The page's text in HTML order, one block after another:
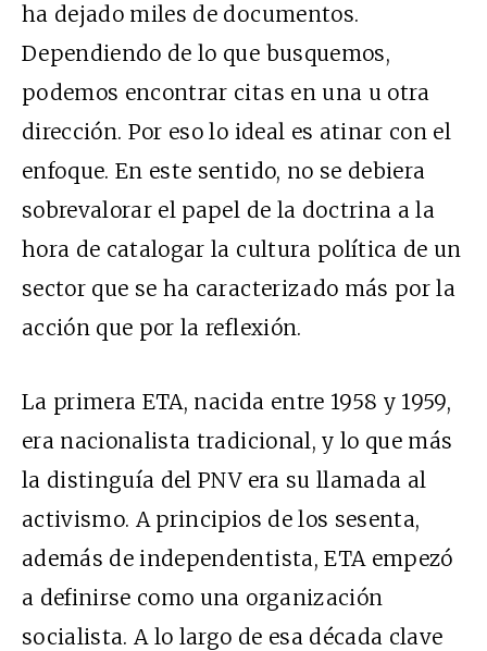
ha dejado miles de documentos.
Dependiendo de lo que busquemos,
podemos encontrar citas en una u otra
dirección. Por eso lo ideal es atinar con el
enfoque. En este sentido, no se debiera
sobrevalorar el papel de la doctrina a la
hora de catalogar la cultura política de un
sector que se ha caracterizado más por la
acción que por la reflexión.
La primera ETA, nacida entre 1958 y 1959,
era nacionalista tradicional, y lo que más
la distinguía del PNV era su llamada al
activismo. A principios de los sesenta,
además de independentista, ETA empezó
a definirse como una organización
socialista. A lo largo de esa década clave